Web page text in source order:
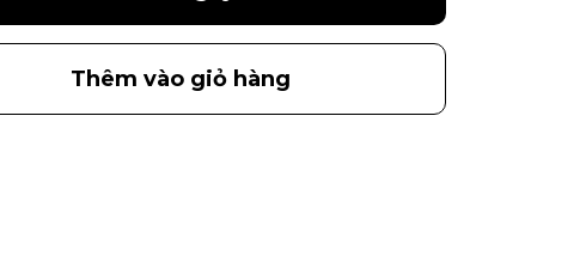
Thêm vào giỏ hàng